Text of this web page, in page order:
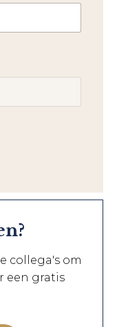
collega's om
een gratis